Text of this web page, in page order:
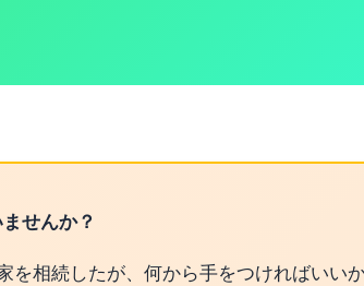
せんか？
を相続したが、何から手をつければいい